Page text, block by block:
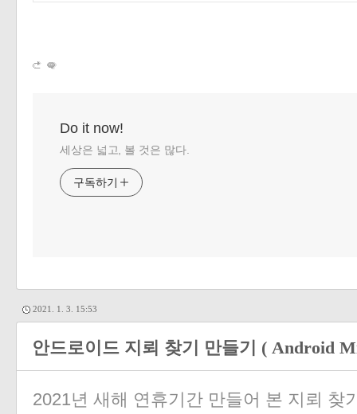
Do it now!
세상은 넓고, 볼 것은 많다.
구독하기
2021. 1. 3. 15:53
안드로이드 지뢰 찾기 만들기 ( Android
2021년 새해 연휴기간 만들어 본 지뢰 찾